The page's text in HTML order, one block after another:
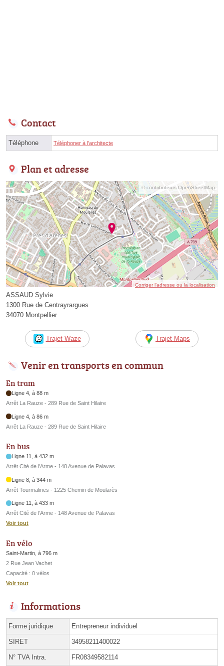
Contact
Téléphone Téléphoner à l'architecte
Plan et adresse
© contributeurs OpenStreetMap
Corriger l’adresse ou la localisation
ASSAUD Sylvie
1300 Rue de Centrayrargues
34070 Montpellier
Trajet Waze Trajet Maps
Venir en transports en commun
En tram
Ligne 4, à 88 m
Arrêt La Rauze - 289 Rue de Saint Hilaire
Ligne 4, à 86 m
Arrêt La Rauze - 289 Rue de Saint Hilaire
En bus
Ligne 11, à 432 m
Arrêt Cité de l'Arme - 148 Avenue de Palavas
Ligne 8, à 344 m
Arrêt Tourmalines - 1225 Chemin de Moularès
Ligne 11, à 433 m
Arrêt Cité de l'Arme - 148 Avenue de Palavas
Voir tout
En vélo
Saint-Martin, à 796 m
2 Rue Jean Vachet
Capacité : 0 vélos
Voir tout
Informations
Forme juridique Entrepreneur individuel
SIRET 34958211400022
N° TVA Intra. FR08349582114